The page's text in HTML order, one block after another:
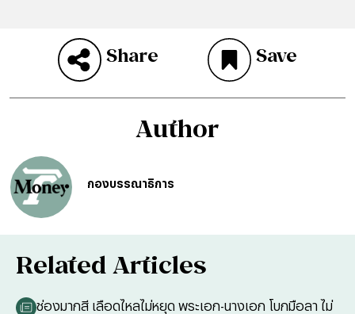
Share Save
Author
กองบรรณาธิการ
Related Articles
ช่องมากสี เลือดไหลไม่หยุด พระเอก-นางเอก โบกมือลา ไม่